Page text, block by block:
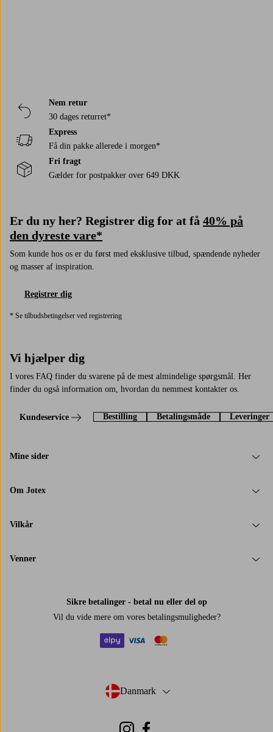
Nem retur
30 dages returret*
Express
Få din pakke allerede i morgen*
Fri fragt
Gælder for postpakker over 649 DKK
Er du ny her? Registrer dig for at få 40% på
den dyreste vare*
Som kunde hos os er du først med eksklusive tilbud, spændende nyheder
og masser af inspiration.
Registrer dig
* Se tilbudsbetingelser ved registrering
Vi hjælper dig
I vores FAQ finder du svarene på de mest almindelige spørgsmål. Her
finder du også information om, hvordan du nemmest kontakter os.
Kundeservice Bestilling Betalingsmåde Leveringer
Mine sider
Om Jotex
Vilkår
Venner
Sikre betalinger - betal nu eller del op
Vil du vide mere om vores betalingsmuligheder?
Danmark
- Vælg land